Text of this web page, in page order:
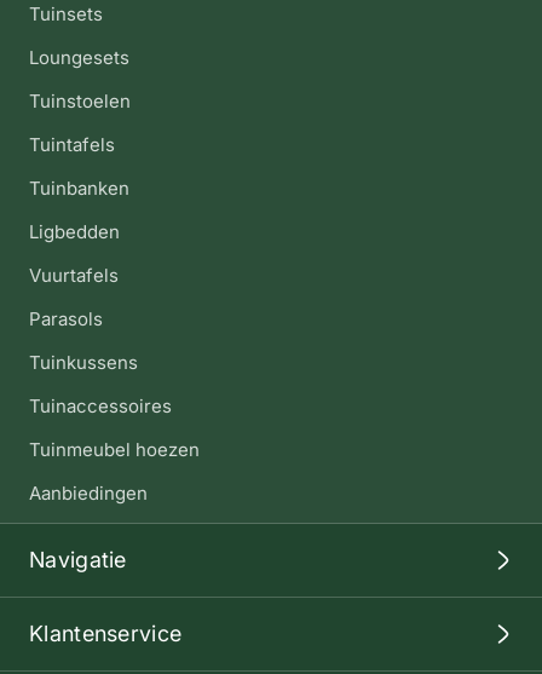
Tuinsets
Loungesets
Tuinstoelen
Tuintafels
Tuinbanken
Ligbedden
Vuurtafels
Parasols
Tuinkussens
Tuinaccessoires
Tuinmeubel hoezen
Aanbiedingen
Navigatie
Klantenservice